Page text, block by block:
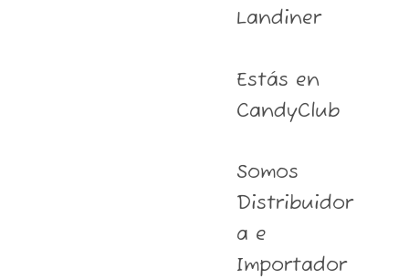
Landiner
Estás en
CandyClub
Somos
Distribuidor
a e
Importador